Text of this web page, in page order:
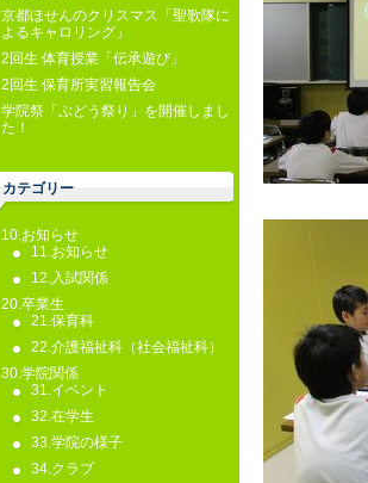
京都ほせんのクリスマス「聖歌隊に
よるキャロリング」
2回生 体育授業「伝承遊び」
2回生 保育所実習報告会
学院祭「ぶどう祭り」を開催しまし
た！
カテゴリー
10.お知らせ
11.お知らせ
12.入試関係
20.卒業生
21.保育科
22.介護福祉科（社会福祉科）
30.学院関係
31.イベント
32.在学生
33.学院の様子
34.クラブ